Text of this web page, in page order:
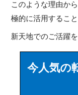
このような理由か
極的に活用するこ
新天地でのご活躍
今人気の